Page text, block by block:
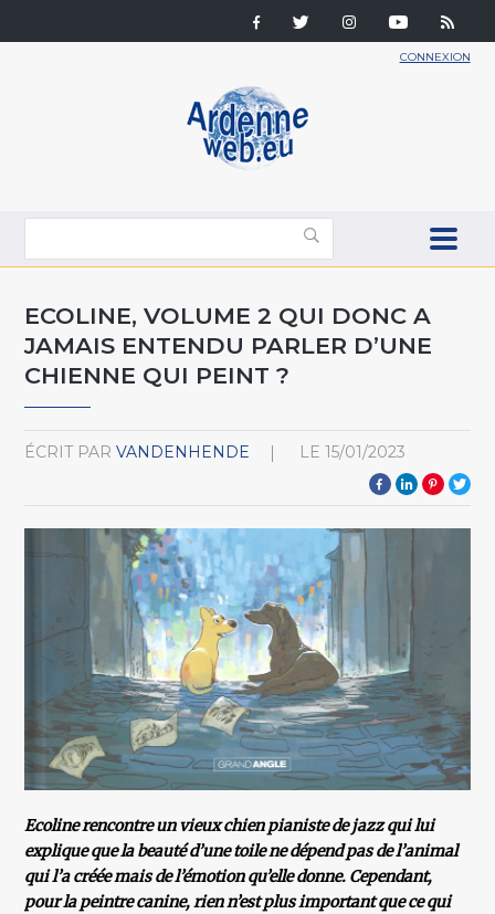
CONNEXION
ECOLINE, VOLUME 2 QUI DONC A
JAMAIS ENTENDU PARLER D’UNE
CHIENNE QUI PEINT ?
ÉCRIT PAR VANDENHENDE LE 15/01/2023
Ecoline rencontre un vieux chien pianiste de jazz qui lui
explique que la beauté d’une toile ne dépend pas de l’animal
qui l’a créée mais de l’émotion qu’elle donne. Cependant,
pour la peintre canine, rien n’est plus important que ce qui